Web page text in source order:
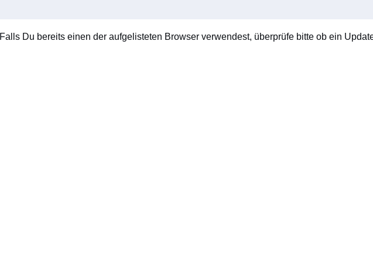
Falls Du bereits einen der aufgelisteten Browser verwendest, überprüfe bitte ob ein